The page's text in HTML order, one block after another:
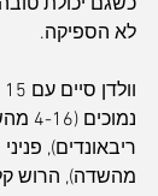
כשגם יכולת
לא הספיקה.